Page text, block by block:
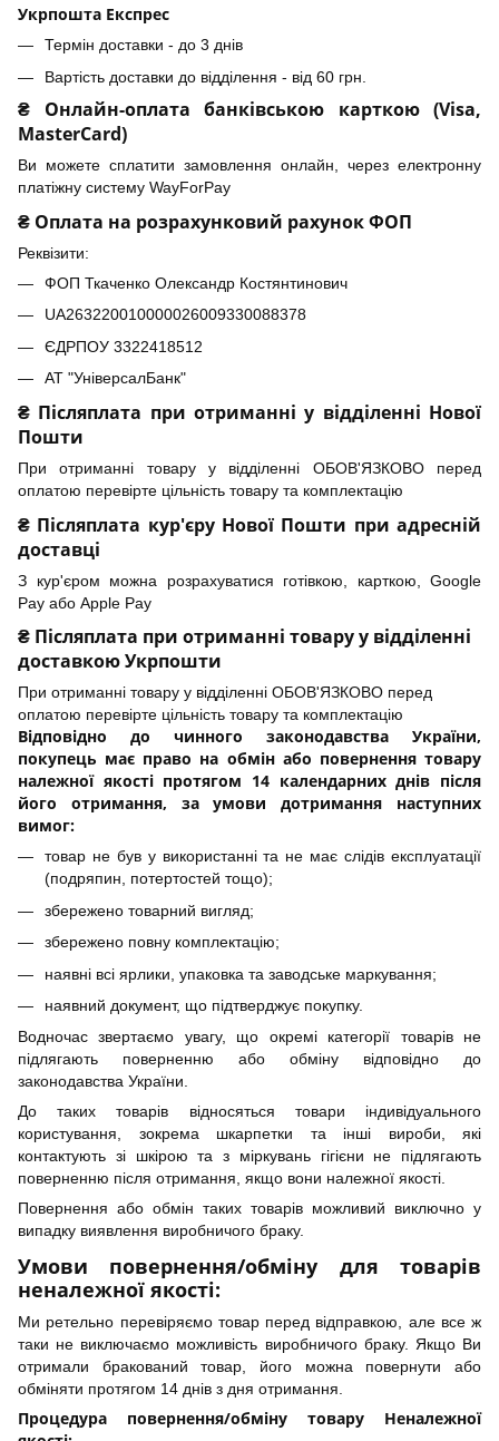
Укрпошта Експрес
Термін доставки - до 3 днів
Вартість доставки до відділення - від 60 грн.
₴ Онлайн-оплата банківською карткою (Visa,
MasterCard)
Ви можете сплатити замовлення онлайн, через електронну
платіжну систему WayForPay
₴ Оплата на розрахунковий рахунок ФОП
Реквізити:
ФОП Ткаченко Олександр Костянтинович
UA263220010000026009330088378
ЄДРПОУ 3322418512
АТ "УніверсалБанк"
₴ Післяплата при отриманні у відділенні Нової
Пошти
При отриманні товару у відділенні ОБОВ'ЯЗКОВО перед
оплатою перевірте цільність товару та комплектацію
₴ Післяплата кур'єру Нової Пошти при адресній
доставці
З кур'єром можна розрахуватися готівкою, карткою, Google
Pay або Apple Pay
₴ Післяплата при отриманні товару у відділенні
доставкою Укрпошти
При отриманні товару у відділенні ОБОВ'ЯЗКОВО перед
оплатою перевірте цільність товару та комплектацію
Відповідно до чинного законодавства України,
покупець має право на обмін або повернення товару
належної якості протягом 14 календарних днів після
його отримання, за умови дотримання наступних
вимог:
товар не був у використанні та не має слідів експлуатації
(подряпин, потертостей тощо);
збережено товарний вигляд;
збережено повну комплектацію;
наявні всі ярлики, упаковка та заводське маркування;
наявний документ, що підтверджує покупку.
Водночас звертаємо увагу, що окремі категорії товарів не
підлягають поверненню або обміну відповідно до
законодавства України.
До таких товарів відносяться товари індивідуального
користування, зокрема шкарпетки та інші вироби, які
контактують зі шкірою та з міркувань гігієни не підлягають
поверненню після отримання, якщо вони належної якості.
Повернення або обмін таких товарів можливий виключно у
випадку виявлення виробничого браку.
Умови повернення/обміну для товарів
неналежної якості:
Ми ретельно перевіряємо товар перед відправкою, але все ж
таки не виключаємо можливість виробничого браку. Якщо Ви
отримали бракований товар, його можна повернути або
обміняти протягом 14 днів з дня отримання.
Процедура повернення/обміну товару Неналежної